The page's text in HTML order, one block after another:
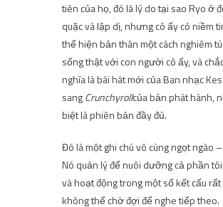
tiên của họ, đó là lý do tại sao Ryo ở
quặc và lập dị, nhưng cô ấy có niềm
thể hiện bản thân một cách nghiêm
sống thật với con người cô ấy, và
nghĩa là bài hát mới của Ban nhạc
sangCrunchyrollcủa bản phát hành,
biệt là phiên bản đầy đủ.
Đó là một ghi chú vô cùng ngọt ngào
Nó quản lý để nuôi dưỡng cả phần
và hoạt động trong một số kết cấu
không thể chờ đợi để nghe tiếp theo.